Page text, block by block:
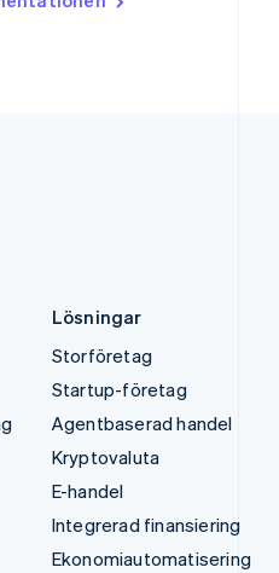
Lösningar
Storföretag
Startup-företag
Agentbaserad handel
Kryptovaluta
E-handel
Integrerad finansiering
Ekonomiautomatisering